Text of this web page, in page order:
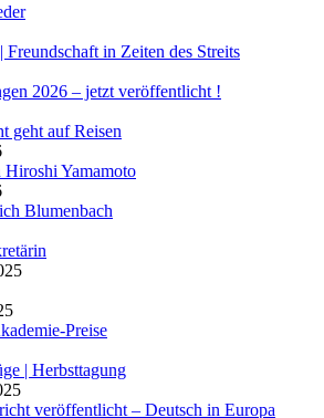
Freundschaft in Zeiten des Streits
2026 – jetzt veröffentlicht !
geht auf Reisen
Yamamoto
Blumenbach
Preise
| Herbsttagung
veröffentlicht – Deutsch in Europa